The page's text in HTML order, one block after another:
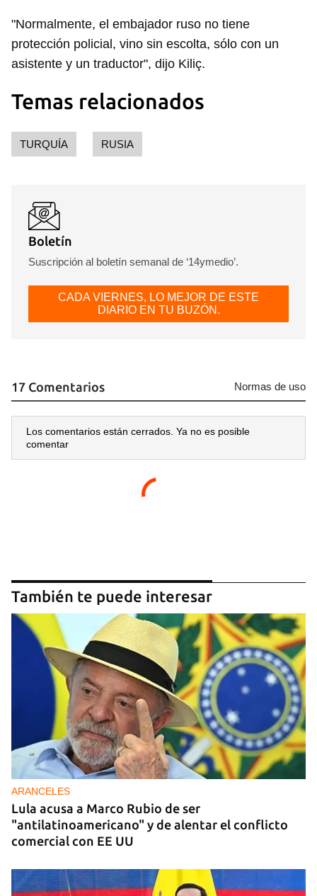
iniciar sesión con tu cuenta de 14ymedio.
"Normalmente, el embajador ruso no tiene
protección policial, vino sin escolta, sólo con un
asistente y un traductor", dijo Kiliç.
Temas relacionados
TURQUÍA RUSIA
Boletín
Suscripción al boletín semanal de ‘14ymedio’.
CADA VIERNES, LO MEJOR DE ESTE
DIARIO EN TU BUZÓN.
17 Comentarios Normas de uso
Los comentarios están cerrados. Ya no es posible
comentar
También te puede interesar
ARANCELES
Lula acusa a Marco Rubio de ser
"antilatinoamericano" y de alentar el conflicto
comercial con EE UU